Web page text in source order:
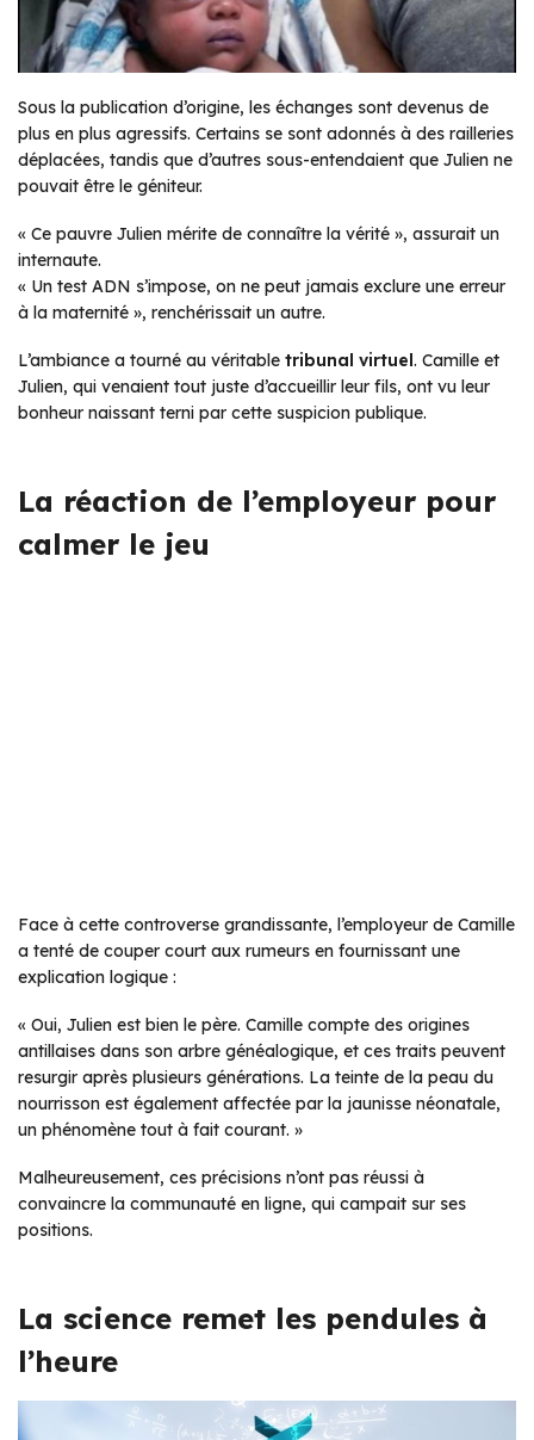
Sous la publication d’origine, les échanges sont devenus de
plus en plus agressifs. Certains se sont adonnés à des railleries
déplacées, tandis que d’autres sous-entendaient que Julien ne
pouvait être le géniteur.
« Ce pauvre Julien mérite de connaître la vérité », assurait un
internaute.
« Un test ADN s’impose, on ne peut jamais exclure une erreur
à la maternité », renchérissait un autre.
L’ambiance a tourné au véritable tribunal virtuel. Camille et
Julien, qui venaient tout juste d’accueillir leur fils, ont vu leur
bonheur naissant terni par cette suspicion publique.
La réaction de l’employeur pour
calmer le jeu
Face à cette controverse grandissante, l’employeur de Camille
a tenté de couper court aux rumeurs en fournissant une
explication logique :
« Oui, Julien est bien le père. Camille compte des origines
antillaises dans son arbre généalogique, et ces traits peuvent
resurgir après plusieurs générations. La teinte de la peau du
nourrisson est également affectée par la jaunisse néonatale,
un phénomène tout à fait courant. »
Malheureusement, ces précisions n’ont pas réussi à
convaincre la communauté en ligne, qui campait sur ses
positions.
La science remet les pendules à
l’heure